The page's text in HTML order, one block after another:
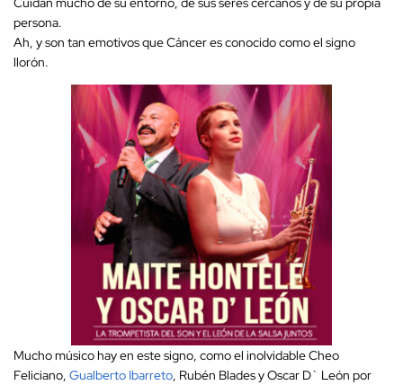
persona.
Ah, y son tan emotivos que Cáncer es conocido como el signo
llorón.
Mucho músico hay en este signo, como el inolvidable Cheo
Feliciano, Gualberto Ibarreto, Rubén Blades y Oscar D` León por